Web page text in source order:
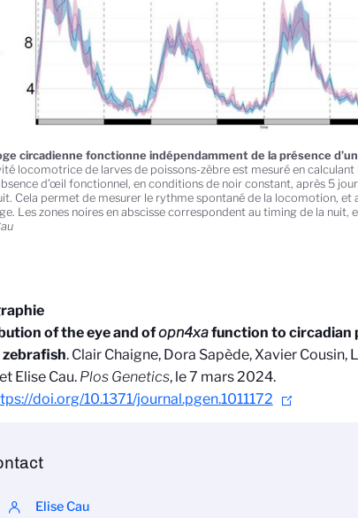
circadienne fonctionne indépendamment de la présence
locomotrice de larves de poissons-zèbre est mesuré en
d’œil fonctionnel, en conditions de noir constant, après 5
Cela permet de mesurer le rythme spontané de la locomotion, et
Les zones noires en abscisse correspondent au timing de la nuit,
of the eye and ofopn4xafunction to circadian
. Clair Chaigne, Dora Sapède, Xavier Cousin,
Elise Cau. Plos Genetics, le 7 mars 2024.
doi.org/10.1371/journal.pgen.1011172
Elise Cau